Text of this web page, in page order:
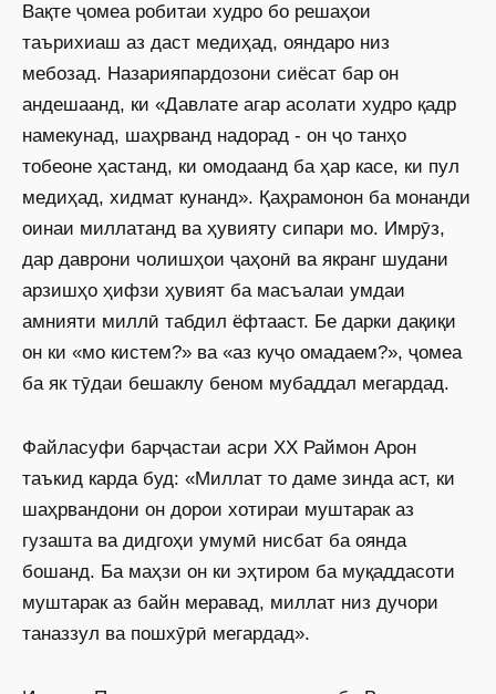
Вақте ҷомеа робитаи худро бо решаҳои
таърихиаш аз даст медиҳад, ояндаро низ
мебозад. Назарияпардозони сиёсат бар он
андешаанд, ки «Давлате агар асолати худро қадр
намекунад, шаҳрванд надорад - он ҷо танҳо
тобеоне ҳастанд, ки омодаанд ба ҳар касе, ки пул
медиҳад, хидмат кунанд». Қаҳрамонон ба монанди
оинаи миллатанд ва ҳувияту сипари мо. Имрӯз,
дар даврони чолишҳои ҷаҳонӣ ва якранг шудани
арзишҳо ҳифзи ҳувият ба масъалаи умдаи
амнияти миллӣ табдил ёфтааст. Бе дарки дақиқи
он ки «мо кистем?» ва «аз куҷо омадаем?», ҷомеа
ба як тӯдаи бешаклу беном мубаддал мегардад.
Файласуфи барҷастаи асри ХХ Раймон Арон
таъкид карда буд: «Миллат то даме зинда аст, ки
шаҳрвандони он дорои хотираи муштарак аз
гузашта ва дидгоҳи умумӣ нисбат ба оянда
бошанд. Ба маҳзи он ки эҳтиром ба муқаддасоти
муштарак аз байн меравад, миллат низ дучори
таназзул ва пошхӯрӣ мегардад».